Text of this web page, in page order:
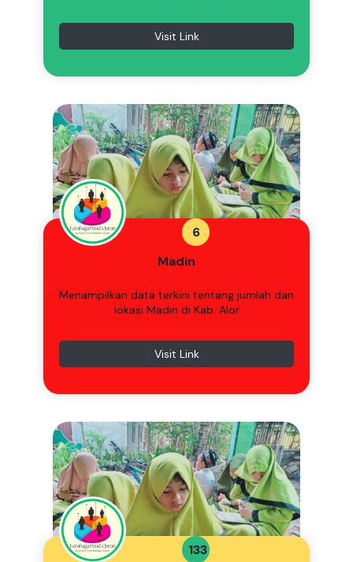
Visit Link
Madin
Menampilkan data terkini tentang jumlah dan
lokasi Madin di Kab. Alor
6
Visit Link
133